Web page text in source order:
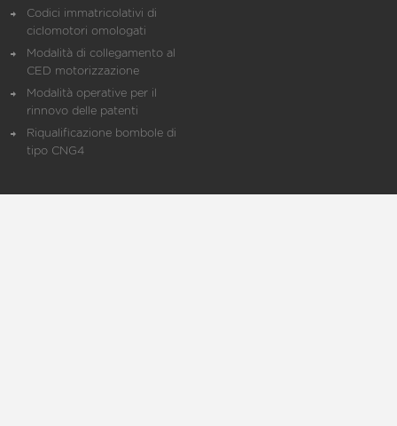
Codici immatricolativi di
ciclomotori omologati
Modalità di collegamento al
CED motorizzazione
Modalità operative per il
rinnovo delle patenti
Riqualificazione bombole di
tipo CNG4